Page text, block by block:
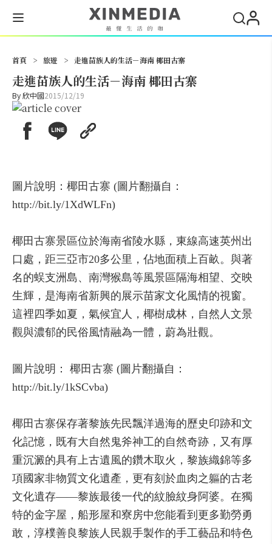
首頁 > 旅遊 > 走進苗族人的生活－海南 椰田古寨
走進苗族人的生活－海南 椰田古寨
By欣中國2015/12/19
圖片說明：椰田古寨 (圖片翻攝自：
http://bit.ly/1XdWLFn)
椰田古寨景區位於海南省陵水縣，東線高速英州出
口處，距三亞市20多公里，佔地面積上百畝。與著
名的蜈支洲島、南灣猴島等風景區隔海相望、交映
生輝，是海南省新興的展示苗家文化風情的視窗。
這裡四季如夏，氣候宜人，椰樹成林，自然人文景
觀與濃郁的民俗風情融為一體，蔚為壯觀。
圖片說明： 椰田古寨 (圖片翻攝自：
http://bit.ly/1kSCvba)
椰田古寨保存著黎族先民飄洋過海的歷史印跡和文
化記憶，既有大自然鬼斧神工的自然奇跡，又有厚
重沉澱的具有上古遺風的鑽木取火，黎族織錦等多
項國家非物質文化遺產，更有刻於血肉之軀的古老
文化遺存——黎族最後一代的紋臉紋身阿婆。在獨
特的金字屋，船形屋和寮房中您能看到更多勤勞勇
敢，淳樸善良黎族人民親手製作的手工藝品和特色